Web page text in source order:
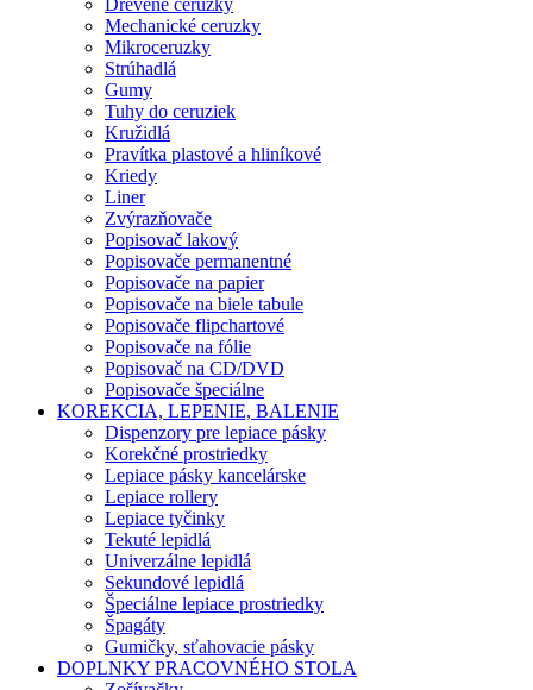
Drevené ceruzky
Mechanické ceruzky
Mikroceruzky
Strúhadlá
Gumy
Tuhy do ceruziek
Kružidlá
Pravítka plastové a hliníkové
Kriedy
Liner
Zvýrazňovače
Popisovač lakový
Popisovače permanentné
Popisovače na papier
Popisovače na biele tabule
Popisovače flipchartové
Popisovače na fólie
Popisovač na CD/DVD
Popisovače špeciálne
KOREKCIA, LEPENIE, BALENIE
Dispenzory pre lepiace pásky
Korekčné prostriedky
Lepiace pásky kancelárske
Lepiace rollery
Lepiace tyčinky
Tekuté lepidlá
Univerzálne lepidlá
Sekundové lepidlá
Špeciálne lepiace prostriedky
Špagáty
Gumičky, sťahovacie pásky
DOPLNKY PRACOVNÉHO STOLA